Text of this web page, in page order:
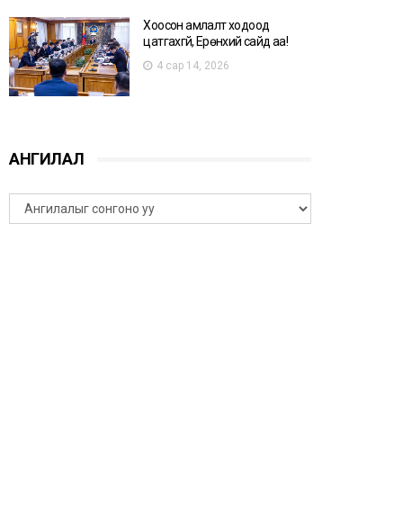
Хоосон амлалт ходоод
цатгахгүй, Ерөнхий сайд аа!
4 сар 14, 2026
АНГИЛАЛ